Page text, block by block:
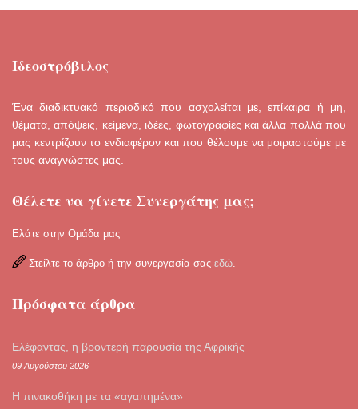
Ιδεοστρόβιλος
Ένα διαδικτυακό περιοδικό που ασχολείται με, επίκαιρα ή μη,
θέματα, απόψεις, κείμενα, ιδέες, φωτογραφίες και άλλα πολλά που
μας κεντρίζουν το ενδιαφέρον και που θέλουμε να μοιραστούμε με
τους αναγνώστες μας.
Θέλετε να γίνετε Συνεργάτης μας;
Ελάτε στην Ομάδα μας
Στείλτε το άρθρο ή την συνεργασία σας εδώ.
Πρόσφατα άρθρα
Ελέφαντας, η βροντερή παρουσία της Αφρικής
09 Αυγούστου 2026
Η πινακοθήκη με τα «αγαπημένα»